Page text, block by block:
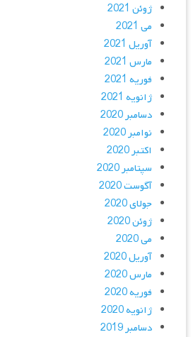
ژوئن 2021
می 2021
آوریل 2021
مارس 2021
فوریه 2021
ژانویه 2021
دسامبر 2020
نوامبر 2020
اکتبر 2020
سپتامبر 2020
آگوست 2020
جولای 2020
ژوئن 2020
می 2020
آوریل 2020
مارس 2020
فوریه 2020
ژانویه 2020
دسامبر 2019